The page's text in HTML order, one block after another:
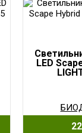
LED